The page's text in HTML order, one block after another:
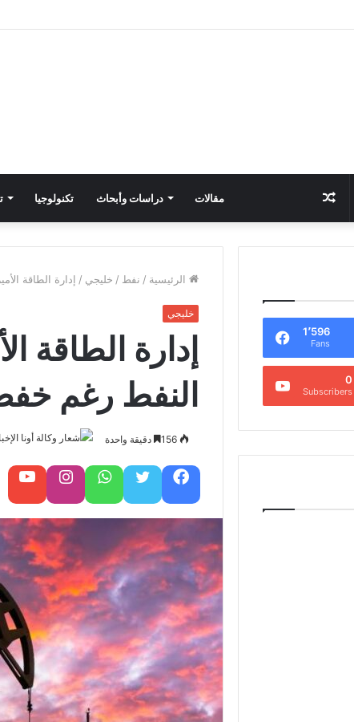
تكنولوجيا دراسات وأبحاث مقالات
عشوائي
الرئيسية / نفط / خليجي / إدارة الطاقة
خليجي
إدارة الطاقة
النفط رغم
دقيقة واحدة
فيسبوك تويتر واتساب تابعنا على إنستغرام تابعنا على يوتيوب
1٬596
Fans
0
Subscribers